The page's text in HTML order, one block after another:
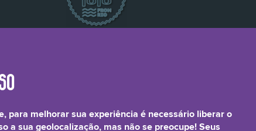
para melhorar sua experiência é necessário liberar o
a sua geolocalização, mas não se preocupe! Seus